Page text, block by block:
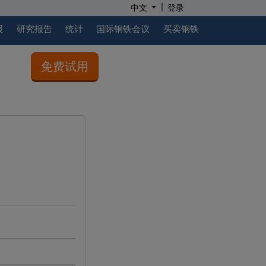
中文 | 登录
研究报告 统计 国际钢铁会议 买卖钢铁
免费试用